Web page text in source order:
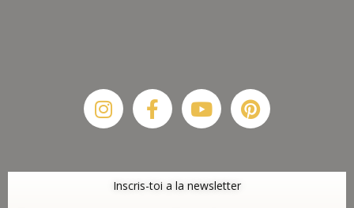
InstagramFacebook-
f
YoutubePinterest
Inscris-toi a la newsletter